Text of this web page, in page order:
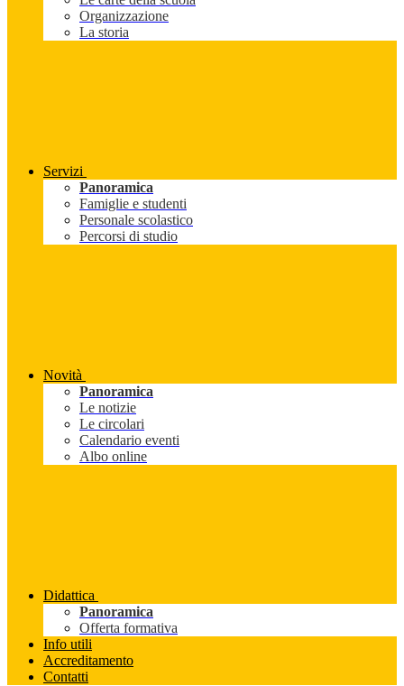
Organizzazione
La storia
Servizi
Panoramica
Famiglie e studenti
Personale scolastico
Percorsi di studio
Novità
Panoramica
Le notizie
Le circolari
Calendario eventi
Albo online
Didattica
Panoramica
Offerta formativa
Info utili
Accreditamento
Contatti